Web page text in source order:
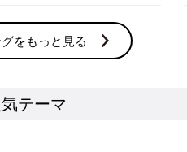
せられた先輩ママの出産